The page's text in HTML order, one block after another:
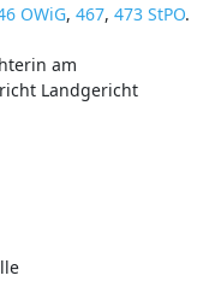
OWiG, 467, 473 StPO.
am
Landgericht